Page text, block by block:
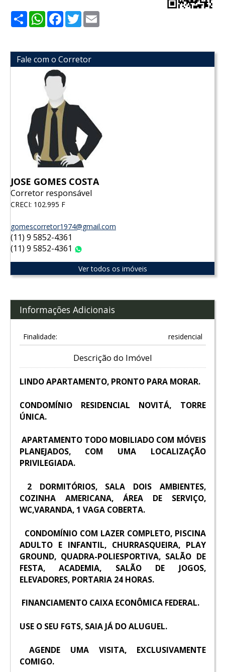
ShareWhatsApp
Facebook
Twitter
Fale com o Corretor
JOSE GOMES COSTA
Corretor responsável
CRECI: 102.995 F
gomescorretor1974@gmail.com
(11) 9 5852-4361
(11) 9 5852-4361
Ver todos os imóveis
Informações Adicionais
Finalidade: residencial
Descrição do Imóvel
LINDO APARTAMENTO, PRONTO PARA MORAR.
CONDOMÍNIO RESIDENCIAL NOVITÁ, TORRE
ÚNICA.
APARTAMENTO TODO MOBILIADO COM MÓVEIS
PLANEJADOS, COM UMA LOCALIZAÇÃO
PRIVILEGIADA.
2 DORMITÓRIOS, SALA DOIS AMBIENTES,
COZINHA AMERICANA, ÁREA DE SERVIÇO,
WC,VARANDA, 1 VAGA COBERTA.
CONDOMÍNIO COM LAZER COMPLETO, PISCINA
ADULTO E INFANTIL, CHURRASQUEIRA, PLAY
GROUND, QUADRA-POLIESPORTIVA, SALÃO DE
FESTA, ACADEMIA, SALÃO DE JOGOS,
ELEVADORES, PORTARIA 24 HORAS.
FINANCIAMENTO CAIXA ECONÔMICA FEDERAL.
USE O SEU FGTS, SAIA JÁ DO ALUGUEL.
AGENDE UMA VISITA, EXCLUSIVAMENTE
COMIGO.